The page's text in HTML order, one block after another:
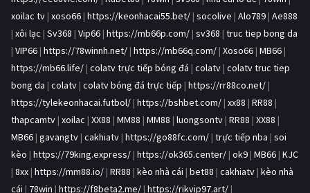
xoilac tv | xoso66 | https://keonhacai55.bet/ | socolive | Alo789 | Ae888
| xôi lạc | Sv368 | Vip66 | https://mb66p.com/ | sv368 | truc tiep bong da
| VIP66 | https://78winnh.net/ | https://mb66q.com/ | Xoso66 | MB66 |
https://mb66.life/ | colatv trực tiếp bóng đá | colatv | colatv truc tiep
bong da | colatv | colatv bóng đá trực tiếp | https://rr88co.net/ |
https://tylekeonhacai.futbol/ | https://bshbet.com/ | xx88 | RR88 |
thapcamtv | xoilac | XX88 | MM88 | MM88 | luongsontv | RR88 | XX88 |
MB66 | gavangtv | cakhiatv | https://go88fc.com/ | trực tiếp nba | soi
kèo | https://79king.express/ | https://ok365.center/ | ok9 | MB66 | KJC
| 8xx | https://mm88.io/ | RR88 | kèo nhà cái | bet88 | cakhiatv | kèo nhà
cái | 78win | https://f8beta2.me/ | https://rikvip97.art/ |